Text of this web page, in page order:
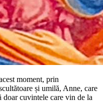
moment, prin
și umilă, Anne, care
doar cuvintele care vin de la